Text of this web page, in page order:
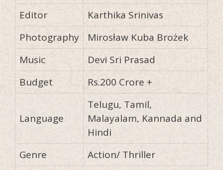
Editor
Karthika Srinivas
Photography
Mirosław Kuba Brożek
Music
Devi Sri Prasad
Budget
Rs.200 Crore +
Language
Telugu, Tamil,
Malayalam, Kannada and
Hindi
Genre
Action/ Thriller